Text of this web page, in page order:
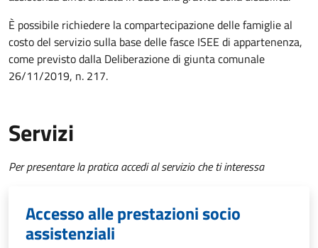
È possibile richiedere la compartecipazione delle famiglie al
costo del servizio sulla base delle fasce ISEE di appartenenza,
come previsto dalla Deliberazione di giunta comunale
26/11/2019, n. 217.
Servizi
Per presentare la pratica accedi al servizio che ti interessa
Accesso alle prestazioni socio
assistenziali